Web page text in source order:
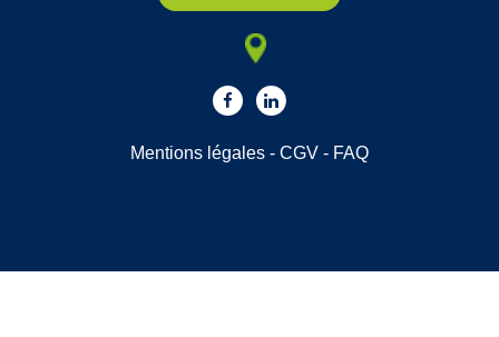
Mentions légales - CGV - FAQ